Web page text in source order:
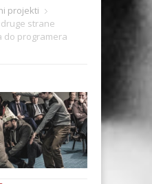
projekti
strane
do programera